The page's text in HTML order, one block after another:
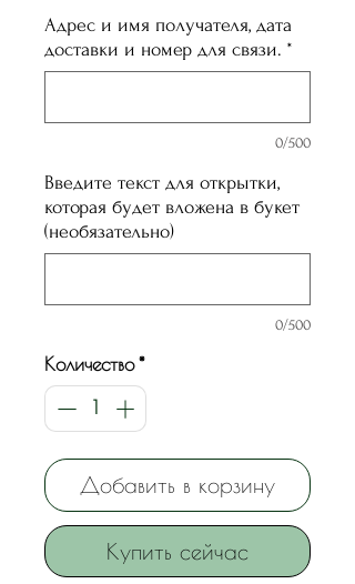
Адрес и имя получателя, дата
доставки и номер для связи. *
0/500
Введите текст для открытки,
которая будет вложена в букет
(необязательно)
0/500
Количество *
Добавить в корзину
Купить сейчас